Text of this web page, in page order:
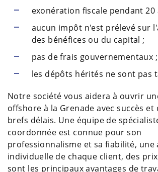
exonération fiscale pendant 20
aucun impôt n'est prélevé sur
des bénéfices ou du capital ;
pas de frais gouvernementaux ;
les dépôts hérités ne sont pas
Notre société vous aidera à ouvrir
offshore à la Grenade avec succès et
brefs délais. Une équipe de
coordonnée est connue pour son
professionnalisme et sa fiabilité, une
individuelle de chaque client, des
sont les principaux avantages de